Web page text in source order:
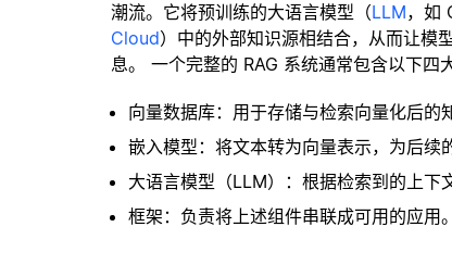
潮流。它将预训练的大语言模型（LLM，如
Cloud）中的外部知识源相结合，从而让模
息。 一个完整的 RAG 系统通常包含以下四
向量数据库：用于存储与检索向量化后的
嵌入模型：将文本转为向量表示，为后续
大语言模型（LLM）：根据检索到的上下
框架：负责将上述组件串联成可用的应用。